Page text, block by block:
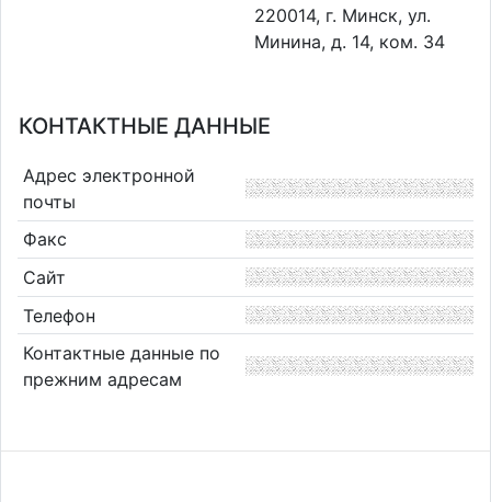
220014, г. Минск, ул.
Минина, д. 14, ком. 34
КОНТАКТНЫЕ ДАННЫЕ
Адрес электронной
почты
Факс
Сайт
Телефон
Контактные данные по
прежним адресам